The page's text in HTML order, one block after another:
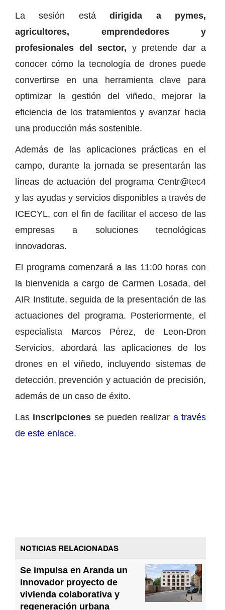
La sesión estádirigida a pymes,
agricultores, emprendedores y
profesionales del sector, y pretende dar a
conocer cómo la tecnología de drones puede
convertirse en una herramienta clave para
optimizar la gestión del viñedo, mejorar la
eficiencia de los tratamientos y avanzar hacia
una producción más sostenible.
Además de las aplicaciones prácticas en el
campo, durante la jornada se presentarán las
líneas de actuación del programa Centr@tec4
y las ayudas y servicios disponibles a través de
ICECYL, con el fin de facilitar el acceso de las
empresas a soluciones tecnológicas
innovadoras.
El programa comenzará a las 11:00 horas con
la bienvenida a cargo de Carmen Losada, del
AIR Institute, seguida de la presentación de las
actuaciones del programa. Posteriormente, el
especialista Marcos Pérez, de Leon-Dron
Servicios, abordará las aplicaciones de los
drones en el viñedo, incluyendo sistemas de
detección, prevención y actuación de precisión,
además de un caso de éxito.
Las inscripciones se pueden realizar a través
de este enlace.
NOTICIAS RELACIONADAS
Se impulsa en Aranda un
innovador proyecto de
vivienda colaborativa y
regeneración urbana